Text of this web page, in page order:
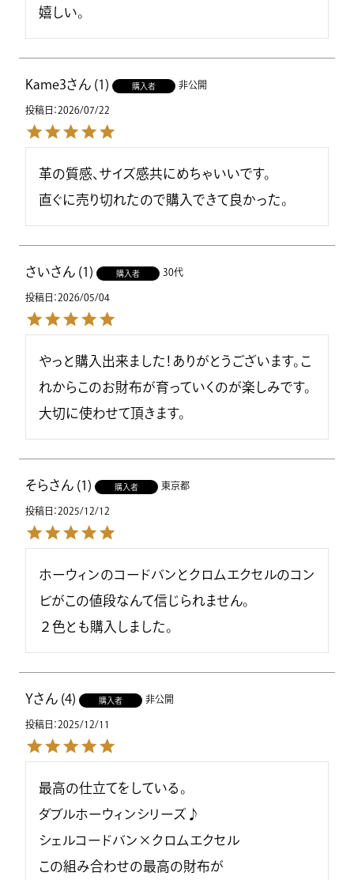
嬉しい。
Kame3 1 購入者 非公開
投稿日 2026/07/22
革の質感、サイズ感共にめちゃいいです。
直ぐに売り切れたので購入できて良かった。
さい 1 購入者 30代
投稿日 2026/05/04
やっと購入出来ました！ありがとうございます。こ
れからこのお財布が育っていくのが楽しみです。
大切に使わせて頂きます。
そら 1 購入者 東京都
投稿日 2025/12/12
ホーウィンのコードバンとクロムエクセルのコン
ビがこの値段なんて信じられません。
２色とも購入しました。
Y 4 購入者 非公開
投稿日 2025/12/11
最高の仕立てをしている。
ダブルホーウィンシリーズ♪
シェルコードバン×クロムエクセル
この組み合わせの最高の財布が